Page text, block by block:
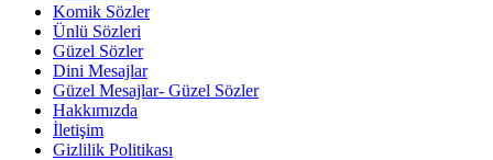
Komik Sözler
Ünlü Sözleri
Güzel Sözler
Dini Mesajlar
Güzel Mesajlar- Güzel Sözler
Hakkımızda
İletişim
Gizlilik Politikası